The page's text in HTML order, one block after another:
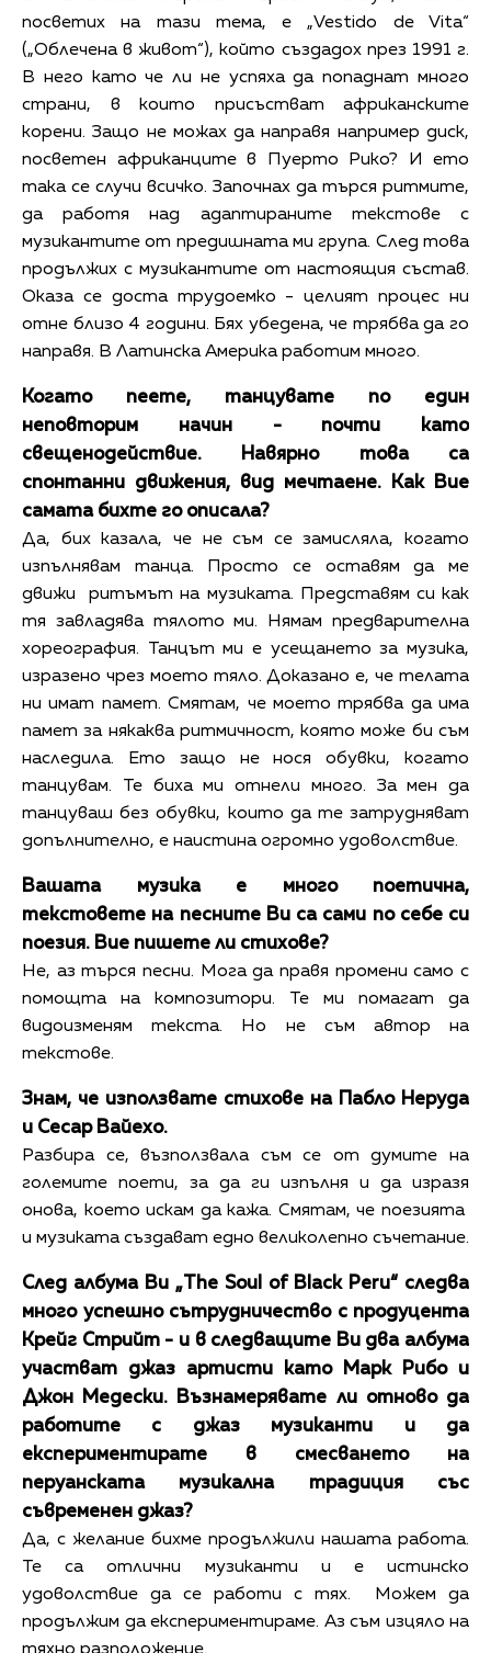
посветих на тази тема, е „Vestido de Vita“
(„Облечена в живот“), който създадох през 1991 г.
В него като че ли не успяха да попаднат много
страни, в които присъстват африканските
корени. Защо не можах да направя например диск,
посветен африканците в Пуерто Рико? И ето
така се случи всичко. Започнах да търся ритмите,
да работя над адаптираните текстове с
музикантите от предишната ми група. След това
продължих с музикантите от настоящия състав.
Оказа се доста трудоемко - целият процес ни
отне близо 4 години. Бях убедена, че трябва да го
направя. В Латинска Америка работим много.
Когато пеете, танцувате по един
неповторим начин - почти като
свещенодействие. Навярно това са
спонтанни движения, вид мечтаене. Как Вие
самата бихте го описала?
Да, бих казала, че не съм се замисляла, когато
изпълнявам танца. Просто се оставям да ме
движи ритъмът на музиката. Представям си как
тя завладява тялото ми. Нямам предварителна
хореография. Танцът ми е усещането за музика,
изразено чрез моето тяло. Доказано е, че телата
ни имат памет. Смятам, че моето трябва да има
памет за някаква ритмичност, която може би съм
наследила. Ето защо не нося обувки, когато
танцувам. Те биха ми отнели много. За мен да
танцуваш без обувки, които да те затрудняват
допълнително, е наистина огромно удоволствие.
Вашата музика е много поетична,
текстовете на песните Ви са сами по себе си
поезия. Вие пишете ли стихове?
Не, аз търся песни. Мога да правя промени само с
помощта на композитори. Те ми помагат да
видоизменям текста. Но не съм автор на
текстове.
Знам, че използвате стихове на Пабло Неруда
и Сесар Вайехо.
Разбира се, възползвала съм се от думите на
големите поети, за да ги изпълня и да изразя
онова, което искам да кажа. Смятам, че поезията
и музиката създават едно великолепно съчетание.
След албума Ви „The Soul of Black Peru“ следва
много успешно сътрудничество с продуцента
Крейг Стрийт - и в следващите Ви два албума
участват джаз артисти като Марк Рибо и
Джон Медески. Възнамерявате ли отново да
работите с джаз музиканти и да
експериментирате в смесването на
перуанската музикална традиция със
съвременен джаз?
Да, с желание бихме продължили нашата работа.
Те са отлични музиканти и е истинско
удоволствие да се работи с тях. Можем да
продължим да експериментираме. Аз съм изцяло на
тяхно разположение.